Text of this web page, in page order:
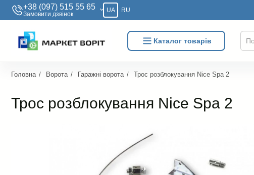
+38 (097) 515 55 65
Замовити дзвiнок
UA RU
Каталог товарів
Головна Ворота Гаражні ворота Трос розблокування Nice Spa 2
Трос розблокування Nice Spa 2